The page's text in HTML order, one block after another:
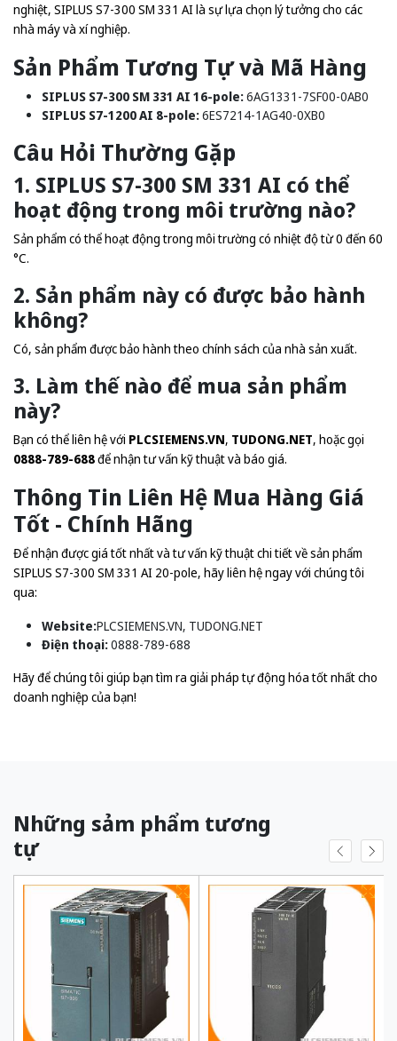
nghiệt, SIPLUS S7-300 SM 331 AI là sự lựa chọn lý tưởng cho các
nhà máy và xí nghiệp.
Sản Phẩm Tương Tự và Mã Hàng
SIPLUS S7-300 SM 331 AI 16-pole:6AG1331-7SF00-0AB0
SIPLUS S7-1200 AI 8-pole:6ES7214-1AG40-0XB0
Câu Hỏi Thường Gặp
1. SIPLUS S7-300 SM 331 AI có thể
hoạt động trong môi trường nào?
Sản phẩm có thể hoạt động trong môi trường có nhiệt độ từ 0 đến 60
°C.
2. Sản phẩm này có được bảo hành
không?
Có, sản phẩm được bảo hành theo chính sách của nhà sản xuất.
3. Làm thế nào để mua sản phẩm
này?
Bạn có thể liên hệ với PLCSIEMENS.VN, TUDONG.NET, hoặc gọi
0888-789-688để nhận tư vấn kỹ thuật và báo giá.
Thông Tin Liên Hệ Mua Hàng Giá
Tốt - Chính Hãng
Để nhận được giá tốt nhất và tư vấn kỹ thuật chi tiết về sản phẩm
SIPLUS S7-300 SM 331 AI 20-pole, hãy liên hệ ngay với chúng tôi
qua:
Website:PLCSIEMENS.VN, TUDONG.NET
Điện thoại:0888-789-688
Hãy để chúng tôi giúp bạn tìm ra giải pháp tự động hóa tốt nhất cho
doanh nghiệp của bạn!
Những sảm phẩm tương
tự